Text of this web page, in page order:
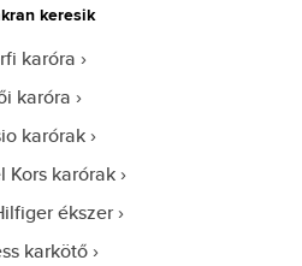
keresik
karóra
karóra
karórak
Kors karórak
ékszer
karkötő